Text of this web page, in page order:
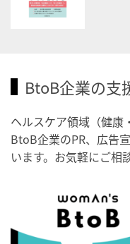
・秋の睡眠の日
・世界アルツハイマー月
・健康増進普及月間
・歯ヂカラ探究月間
・職場の健康診断実施
・世界性の健康デー
・がん征圧月間
・世界アルツハイマー月間
BtoB企業の支
ヘルスケア領域（健康
BtoB企業のPR、広告
います。お気軽にご相